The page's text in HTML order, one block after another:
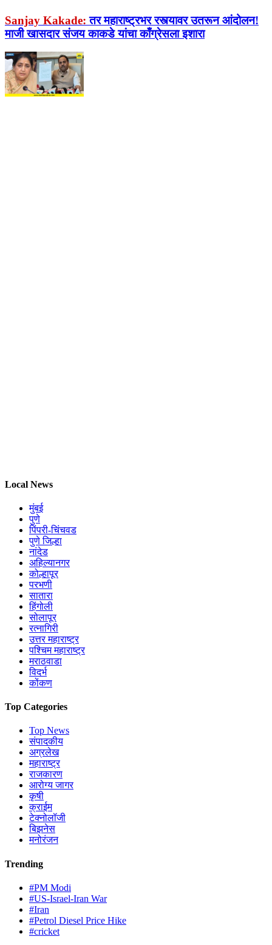
Sanjay Kakade: तर महाराष्ट्रभर रस्त्यावर उतरून आंदोलन!
माजी खासदार संजय काकडे यांचा काँग्रेसला इशारा
Local News
मुंबई
पुणे
पिंपरी-चिंचवड
पुणे जिल्हा
नांदेड
अहिल्यानगर
कोल्हापूर
परभणी
सातारा
हिंगोली
सोलापूर
रत्नागिरी
उत्तर महाराष्ट्र
पश्चिम महाराष्ट्र
मराठवाडा
विदर्भ
कोंकण
Top Categories
Top News
संपादकीय
अग्रलेख
महाराष्ट्र
राजकारण
आरोग्य जागर
कृषी
क्राईम
टेक्नोलॉजी
बिझनेस
मनोरंजन
Trending
#PM Modi
#US-Israel-Iran War
#Iran
#Petrol Diesel Price Hike
#cricket